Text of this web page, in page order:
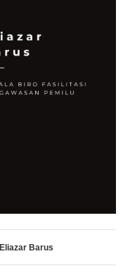
Eliazar Barus